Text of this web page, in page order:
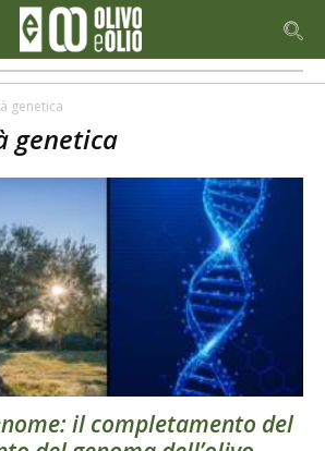
genetica
genetica
il completamento del